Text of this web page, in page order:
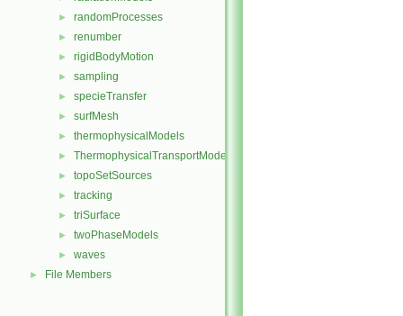
► randomProcesses
► renumber
► rigidBodyMotion
► sampling
► specieTransfer
► surfMesh
► thermophysicalModels
► ThermophysicalTransportModels
► topoSetSources
► tracking
► triSurface
► twoPhaseModels
► waves
► File Members